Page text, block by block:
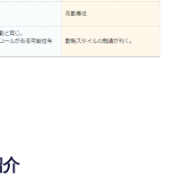
ロフィール